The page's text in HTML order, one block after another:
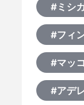
#ミシ
#フィ
#マッ
#アデ